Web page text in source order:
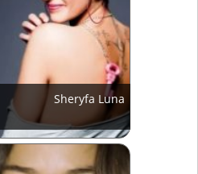
Sheryfa Luna